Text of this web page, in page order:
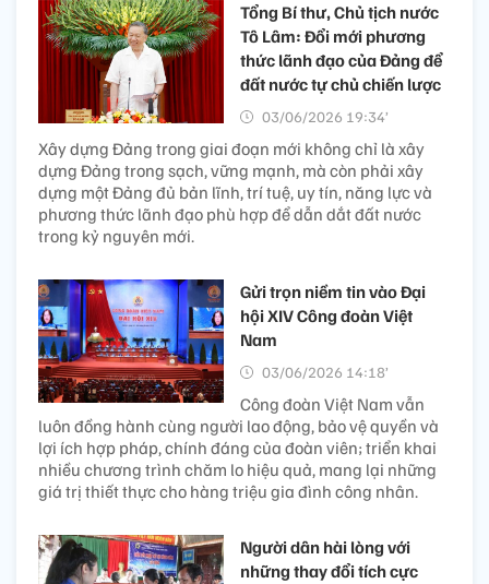
Tổng Bí thư, Chủ tịch nước
Tô Lâm: Đổi mới phương
thức lãnh đạo của Đảng để
đất nước tự chủ chiến lược
03/06/2026 19:34’
Xây dựng Đảng trong giai đoạn mới không chỉ là xây
dựng Đảng trong sạch, vững mạnh, mà còn phải xây
dựng một Đảng đủ bản lĩnh, trí tuệ, uy tín, năng lực và
phương thức lãnh đạo phù hợp để dẫn dắt đất nước
trong kỷ nguyên mới.
Gửi trọn niềm tin vào Đại
hội XIV Công đoàn Việt
Nam
03/06/2026 14:18’
Công đoàn Việt Nam vẫn
luôn đồng hành cùng người lao động, bảo vệ quyền và
lợi ích hợp pháp, chính đáng của đoàn viên; triển khai
nhiều chương trình chăm lo hiệu quả, mang lại những
giá trị thiết thực cho hàng triệu gia đình công nhân.
Người dân hài lòng với
những thay đổi tích cực